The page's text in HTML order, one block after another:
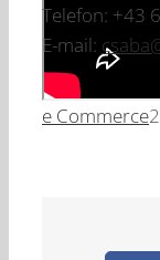
Telefon: +43
E-mail:
e Commerce